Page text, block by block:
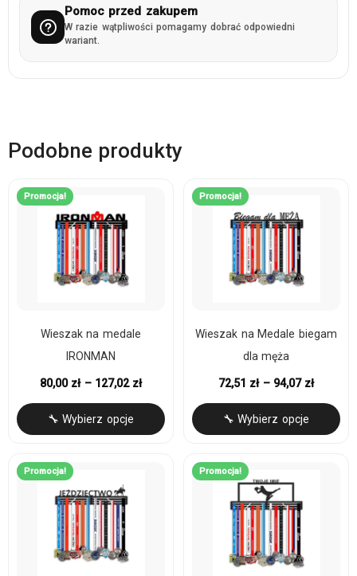
Pomoc przed zakupem
W razie wątpliwości pomagamy dobrać odpowiedni
wariant.
Podobne produkty
Promocja!
Wieszak na medale
IRONMAN
80,00 zł – 127,02 zł
🔧 Wybierz opcje
Promocja!
Wieszak na Medale biegam
dla męża
72,51 zł – 94,07 zł
🔧 Wybierz opcje
Promocja! Promocja!